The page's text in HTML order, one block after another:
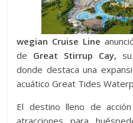
wegian Cruise Line
de Great Stirrup Cay,
donde destaca una
acuático Great Tides
El destino lleno de